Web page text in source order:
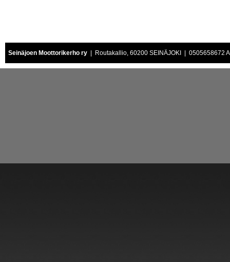
Seinäjoen Moottorikerho ry | Routakallio, 60200 SEINÄJOKI | 0505658672